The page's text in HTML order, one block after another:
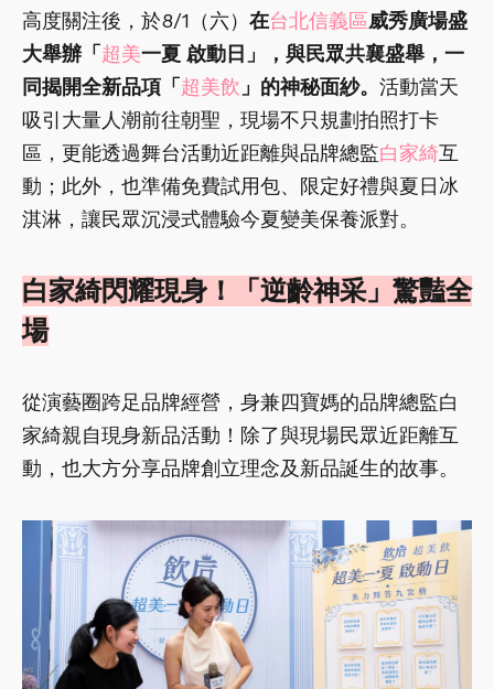
高度關注後，於8/1（六） 在台北信義區威秀廣場盛
大舉辦「超美一夏 啟動日」，與民眾共襄盛舉，一
同揭開全新品項「超美飲 」的神秘面紗。 活動當天
吸引大量人潮前往朝聖，現場不只規劃拍照打卡
區，更能透過舞台活動近距離與品牌總監白家綺互
動；此外，也準備免費試用包、限定好禮與夏日冰
淇淋，讓民眾沉浸式體驗今夏變美保養派對。
白家綺閃耀現身！「逆齡神采」驚豔全
場
從演藝圈跨足品牌經營，身兼四寶媽的品牌總監白
家綺親自現身新品活動！除了與現場民眾近距離互
動，也大方分享品牌創立理念及新品誕生的故事。